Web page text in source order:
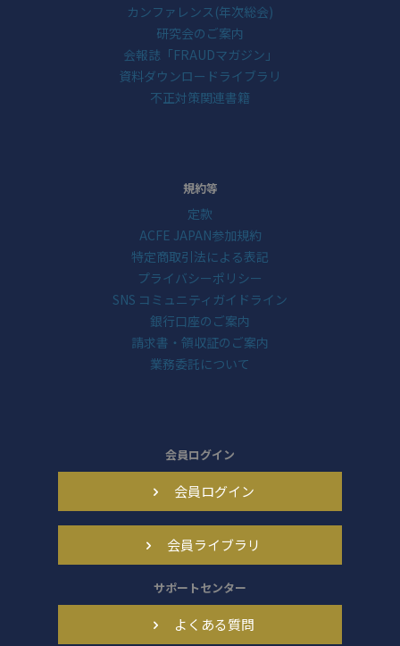
カンファレンス(年次総会)
研究会のご案内
会報誌「FRAUDマガジン」
資料ダウンロードライブラリ
不正対策関連書籍
規約等
定款
ACFE JAPAN参加規約
特定商取引法による表記
プライバシーポリシー
SNS コミュニティガイドライン
銀行口座のご案内
請求書・領収証のご案内
業務委託について
会員ログイン
会員ログイン
会員ライブラリ
サポートセンター
よくある質問